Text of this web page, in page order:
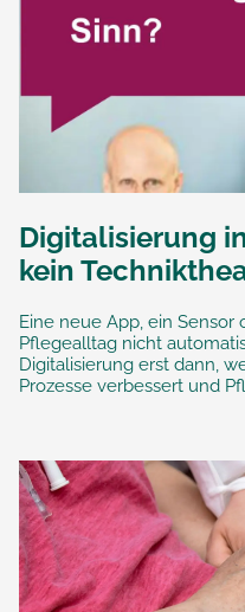
Digitalisierung
kein
Eine neue App, ein Sensor
Pflegealltag nicht
Digitalisierung erst dann,
Prozesse verbessert und